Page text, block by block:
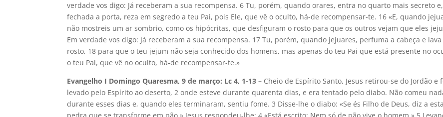
verdade vos digo: Já receberam a sua recompensa. 6 Tu, porém, quando orares, entra no quarto mais secreto e,
fechada a porta, reza em segredo a teu Pai, pois Ele, que vê o oculto, há-de recompensar-te. 16 «E, quando
não mostreis um ar sombrio, como os hipócritas, que desfiguram o rosto para que os outros vejam que eles
Em verdade vos digo: Já receberam a sua recompensa. 17 Tu, porém, quando jejuares, perfuma a cabeça e lava
rosto, 18 para que o teu jejum não seja conhecido dos homens, mas apenas do teu Pai que está presente no
o teu Pai, que vê no oculto, há-de recompensar-te.»
Evangelho I Domingo Quaresma, 9 de março: Lc 4, 1-13 – Cheio de Espírito Santo, Jesus retirou-se do Jordão e
levado pelo Espírito ao deserto, 2 onde esteve durante quarenta dias, e era tentado pelo diabo. Não comeu
durante esses dias e, quando eles terminaram, sentiu fome. 3 Disse-lhe o diabo: «Se és Filho de Deus, diz a esta